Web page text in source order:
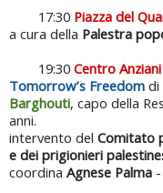
17:30 Piazza del
a cura della Palestra
19:30 Centro Anziani
Tomorrow’s Freedom di
Barghouti, capo della
anni.
intervento del Comitato
e dei prigionieri
coordina Agnese Palma